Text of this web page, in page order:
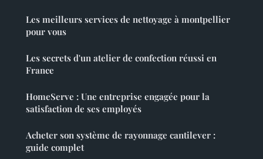
Les meilleurs services de nettoyage à montpellier
pour vous
Les secrets d'un atelier de confection réussi en
France
HomeServe : Une entreprise engagée pour la
satisfaction de ses employés
Acheter son système de rayonnage cantilever :
guide complet